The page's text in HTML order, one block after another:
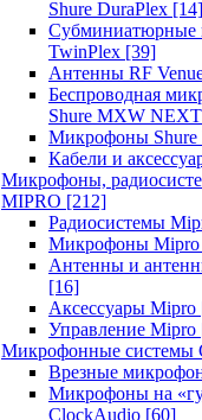
Shure DuraPlex [14]
Субминиатюрные
TwinPlex [39]
Антенны RF
Беспроводная
Shure MXW
Микрофоны Shure
Кабели и
Микрофоны,
MIPRO [212]
Радиосистемы
Микрофоны Mipro
Антенны и
[16]
Аксессуары Mipro
Управление Mipro
Микрофонные системы
Врезные
Микрофоны на
ClockAudio [60]